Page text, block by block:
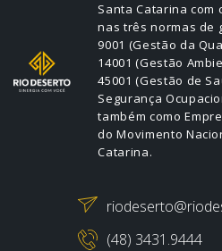
Santa Catarina com
nas três normas de
9001 (Gestão da
14001 (Gestão
45001 (Gestão de
Segurança
também como
do Movimento
Catarina.
(48) 3431.9444